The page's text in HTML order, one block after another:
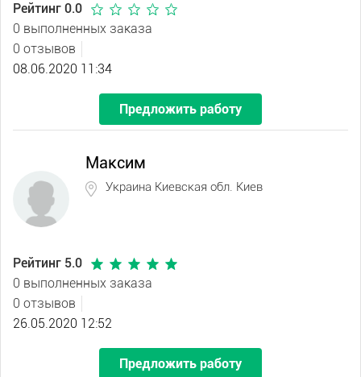
Рейтинг 0.0
0 выполненных заказа
0 отзывов
08.06.2020 11:34
Предложить работу
Максим
Украина Киевская обл. Киев
Рейтинг 5.0
0 выполненных заказа
0 отзывов
26.05.2020 12:52
Предложить работу